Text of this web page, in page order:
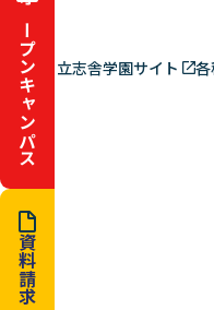
オープンキャンパス
資料請求
立志舎学園サイト